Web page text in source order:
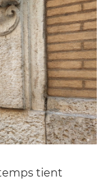
tient